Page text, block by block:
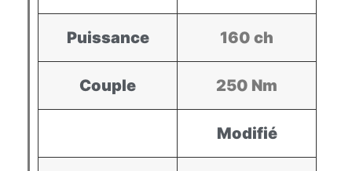
Puissance 160 ch
Couple 250 Nm
Modifié